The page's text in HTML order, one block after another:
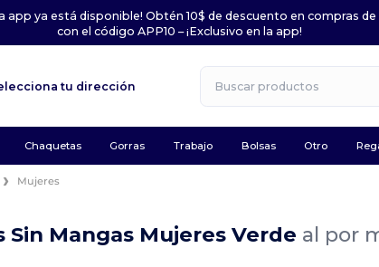
app ya está disponible! Obtén 10$ de descuento en compras
con el código APP10 – ¡Exclusivo en la app!
tu dirección
Chaquetas Gorras Trabajo Bolsas Otro
Mujeres
Sin Mangas Mujeres Verde al por